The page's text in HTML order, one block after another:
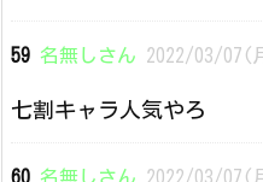
59 名無しさん 2022/03/07(
七割キャラ人気やろ
60 名無しさん 2022/03/07(